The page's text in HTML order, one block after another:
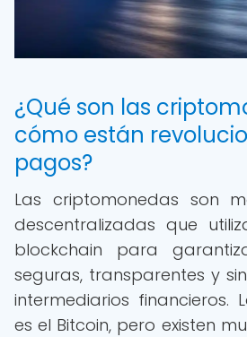
¿Qué son las
cómo están
pagos?
Las criptomonedas son
descentralizadas que
blockchain para
seguras, transparentes y
intermediarios financieros.
es el Bitcoin, pero existen